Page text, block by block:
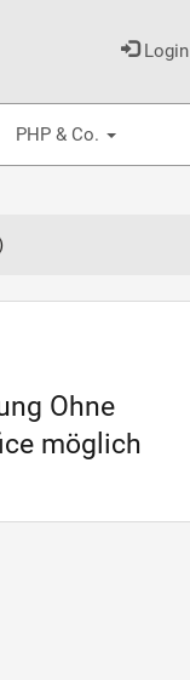
Login
PHP & Co.
Ohne
möglich